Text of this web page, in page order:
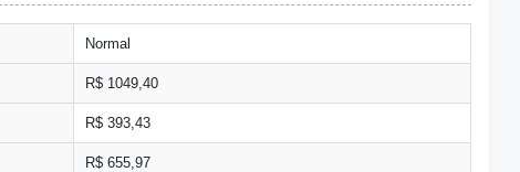
Normal
R$ 1049,40
R$ 393,43
R$ 655,97